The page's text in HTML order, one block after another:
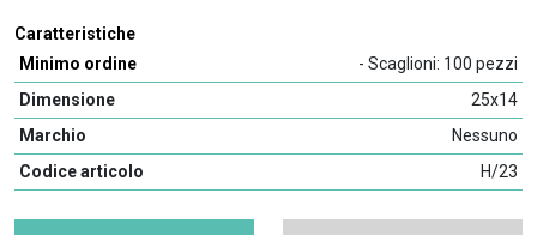
Caratteristiche
Minimo ordine
- Scaglioni: 100 pezzi
Dimensione
25x14
Marchio
Nessuno
Codice articolo
H/23